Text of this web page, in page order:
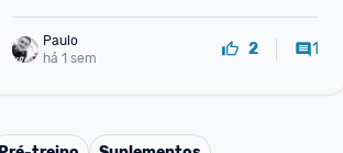
Paulo
há 1 sem
2 1